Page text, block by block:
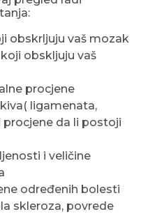
obskrljuju vaš mozak
obskljuju vaš
procjene
ligamenata,
procjene da li postoji
i veličine
određenih bolesti
skleroza, povrede